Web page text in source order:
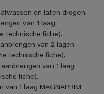
en laten drogen.
van 1 laag
technische fiche).
van 2 lagen
technische fiche).
van 1 laag
fiche).
1 laag MAGNAPRIM